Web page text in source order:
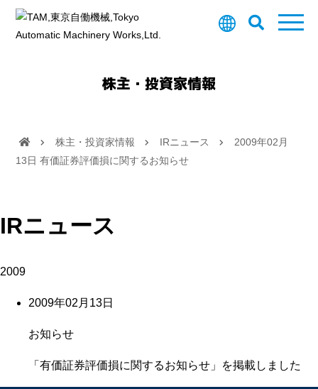
株主・投資家情報
株主・投資家情報 IRニュース
2009年02月
13日 有価証券評価損に関するお知らせ
IRニュース
2009
2009年02月13日
お知らせ
「有価証券評価損に関するお知らせ」を掲載しました